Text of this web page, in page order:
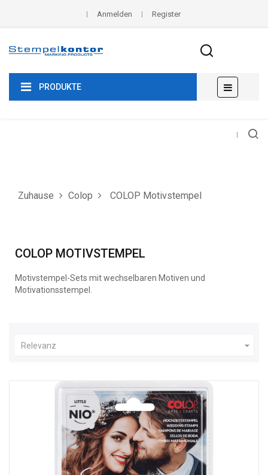
Anmelden Register
PRODUKTE
der
☰
Zuhause Colop COLOP Motivstempel
COLOP MOTIVSTEMPEL
Motivstempel-Sets mit wechselbaren Motiven und
Motivationsstempel.
Relevanz 